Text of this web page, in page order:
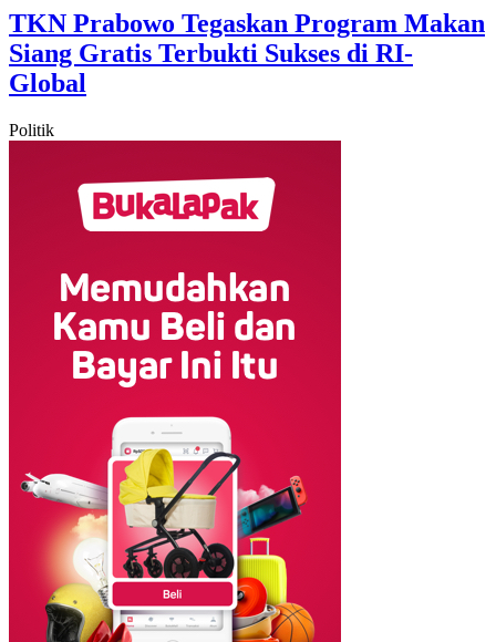
TKN Prabowo Tegaskan Program Makan
Siang Gratis Terbukti Sukses di RI-
Global
Politik